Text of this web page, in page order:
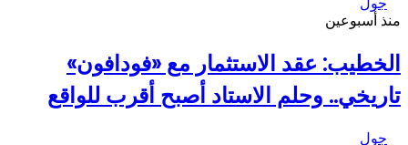
جول
منذ أسبوعين
الخطيب: عقد الاستثمار مع «فودافون»
تاريخي.. وحلم الاستاد أصبح أقرب للواقع
جول